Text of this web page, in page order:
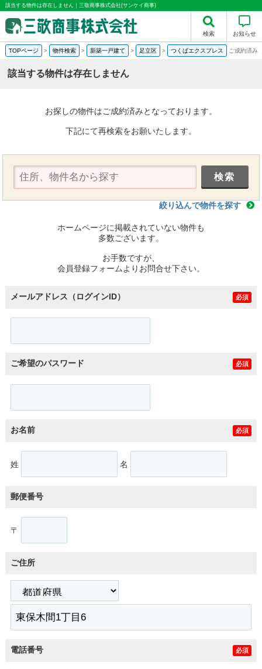
該当する物件は存在しません｜三敬商事株式会社(サンケイ商事)
検索 お知らせ
TOPページ > 物件検索 > 新築一戸建て > 足立区 > つくばエクスプレス ご成約済み
該当する物件は存在しません
お探しの物件はご成約済みとなっております。
下記にて再検索をお願いたします。
絞り込んで物件を探す
ホームページに掲載されていない物件も
多数ございます。
お手数ですが、
会員登録フォームよりお問合せ下さい。
メールアドレス（ログインID） 必須
ご希望のパスワード 必須
お名前 必須
姓 名
郵便番号
〒
ご住所
電話番号 必須